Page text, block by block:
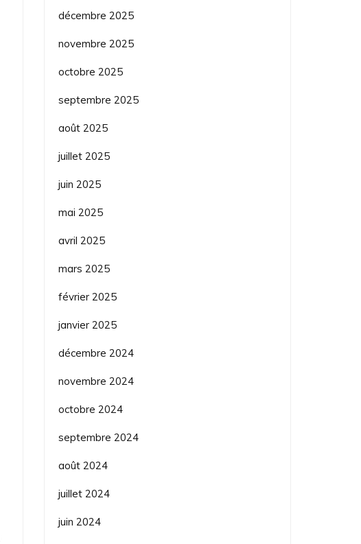
décembre 2025
novembre 2025
octobre 2025
septembre 2025
août 2025
juillet 2025
juin 2025
mai 2025
avril 2025
mars 2025
février 2025
janvier 2025
décembre 2024
novembre 2024
octobre 2024
septembre 2024
août 2024
juillet 2024
juin 2024